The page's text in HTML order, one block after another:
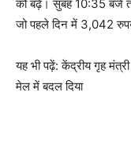
को बढ़े। सुबह 10:35 बजे
जो पहले दिन में 3,042
यह भी पढ़ें: केंद्रीय गृह
मेल में बदल दिया